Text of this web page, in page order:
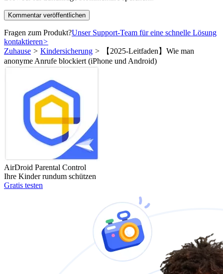
Fragen zum Produkt?Unser Support-Team für eine schnelle Lösung
kontaktieren>
Zuhause > Kindersicherung > 【2025-Leitfaden】Wie man
anonyme Anrufe blockiert (iPhone und Android)
AirDroid Parental Control
Ihre Kinder rundum schützen
Gratis testen